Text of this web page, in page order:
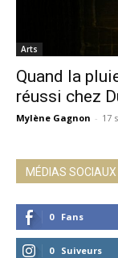
Arts
Quand la
réussi chez
Mylène Gagnon - 17
MÉDIAS SOCIAUX
0 Fans
0 Suiveurs